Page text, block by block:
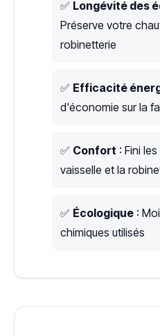
✅ Longévité des
Préserve votre
robinetterie
✅ Efficacité
d'économie sur la
✅ Confort : Fini
vaisselle et la
✅ Écologique :
chimiques utilisés